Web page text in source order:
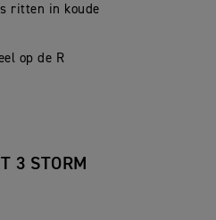
ritten in koude
op de R
3 STORM